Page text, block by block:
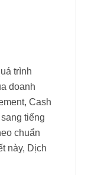
trình
doanh
Cash
tiếng
chuẩn
này, Dịch